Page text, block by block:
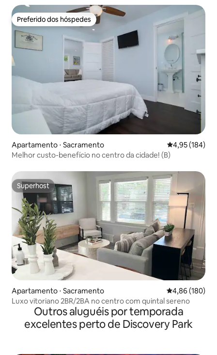
Preferido dos hóspedes
Preferido dos hóspedes
Apartamento ⋅ Sacramento 4,95 de uma
4,95 (184)
Melhor custo-benefício no centro da cidade! (B)
Superhost
Superhost
Apartamento ⋅ Sacramento 4,86 de uma
4,86 (180)
Luxo vitoriano 2BR/2BA no centro com quintal sereno
Outros aluguéis por temporada
excelentes perto de Discovery Park